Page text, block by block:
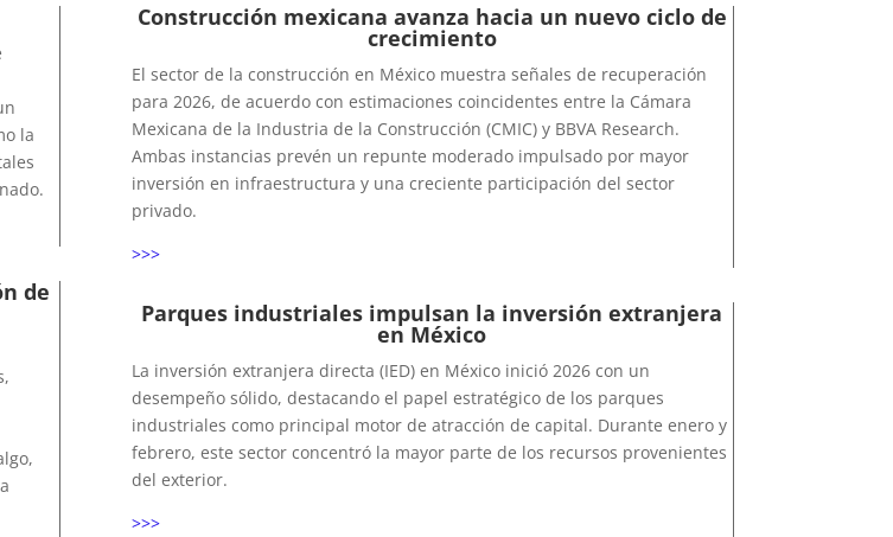
la
de
Construcción mexicana avanza hacia un nuevo ciclo de
crecimiento
El sector de la construcción en México muestra señales de recuperación
para 2026, de acuerdo con estimaciones coincidentes entre la Cámara
Mexicana de la Industria de la Construcción (CMIC) y BBVA Research.
Ambas instancias prevén un repunte moderado impulsado por mayor
inversión en infraestructura y una creciente participación del sector
privado.
>>>
Parques industriales impulsan la inversión extranjera
en México
La inversión extranjera directa (IED) en México inició 2026 con un
desempeño sólido, destacando el papel estratégico de los parques
industriales como principal motor de atracción de capital. Durante enero y
febrero, este sector concentró la mayor parte de los recursos provenientes
del exterior.
>>>